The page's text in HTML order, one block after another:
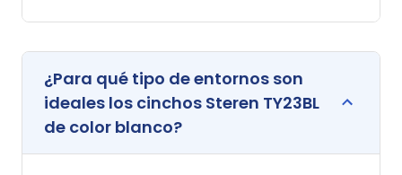
¿Para qué tipo de entornos son
ideales los cinchos Steren TY23BL
de color blanco?